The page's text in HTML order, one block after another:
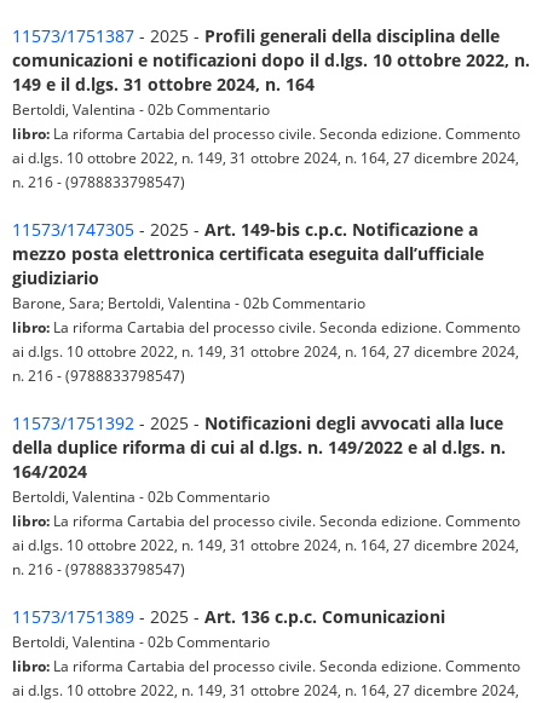
11573/1751387 - 2025 - Profili generali della disciplina delle
comunicazioni e notificazioni dopo il d.lgs. 10 ottobre 2022, n.
149 e il d.lgs. 31 ottobre 2024, n. 164
Bertoldi, Valentina - 02b Commentario
libro: La riforma Cartabia del processo civile. Seconda edizione. Commento
ai d.lgs. 10 ottobre 2022, n. 149, 31 ottobre 2024, n. 164, 27 dicembre 2024,
n. 216 - (9788833798547)
11573/1747305 - 2025 - Art. 149-bis c.p.c. Notificazione a
mezzo posta elettronica certificata eseguita dall’ufficiale
giudiziario
Barone, Sara; Bertoldi, Valentina - 02b Commentario
libro: La riforma Cartabia del processo civile. Seconda edizione. Commento
ai d.lgs. 10 ottobre 2022, n. 149, 31 ottobre 2024, n. 164, 27 dicembre 2024,
n. 216 - (9788833798547)
11573/1751392 - 2025 - Notificazioni degli avvocati alla luce
della duplice riforma di cui al d.lgs. n. 149/2022 e al d.lgs. n.
164/2024
Bertoldi, Valentina - 02b Commentario
libro: La riforma Cartabia del processo civile. Seconda edizione. Commento
ai d.lgs. 10 ottobre 2022, n. 149, 31 ottobre 2024, n. 164, 27 dicembre 2024,
n. 216 - (9788833798547)
11573/1751389 - 2025 - Art. 136 c.p.c. Comunicazioni
Bertoldi, Valentina - 02b Commentario
libro: La riforma Cartabia del processo civile. Seconda edizione. Commento
ai d.lgs. 10 ottobre 2022, n. 149, 31 ottobre 2024, n. 164, 27 dicembre 2024,